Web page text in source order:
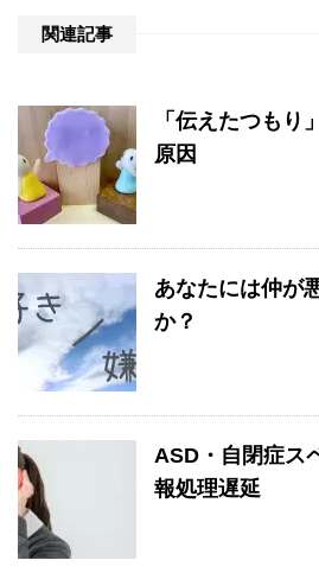
関連記事
「伝えたつもり
原因
あなたには仲が
か？
ASD・自閉症
報処理遅延